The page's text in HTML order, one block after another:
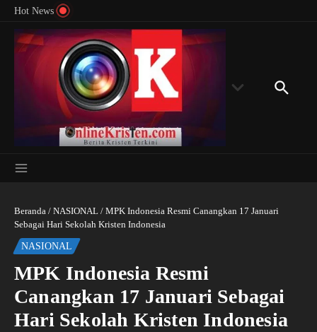
Lewati ke konten
Hot News
Beranda / NASIONAL / MPK Indonesia Resmi Canangkan 17 Januari
Sebagai Hari Sekolah Kristen Indonesia
NASIONAL
MPK Indonesia Resmi
Canangkan 17 Januari Sebagai
Hari Sekolah Kristen Indonesia